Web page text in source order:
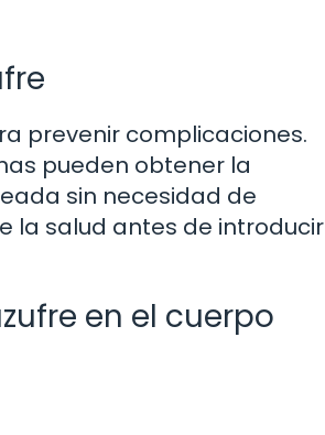
prevenir complicaciones.
pueden obtener la
sin necesidad de
la salud antes de introducir
en el cuerpo